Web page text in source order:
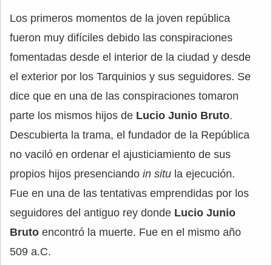
Los primeros momentos de la joven república
fueron muy difíciles debido las conspiraciones
fomentadas desde el interior de la ciudad y desde
el exterior por los Tarquinios y sus seguidores. Se
dice que en una de las conspiraciones tomaron
parte los mismos hijos de Lucio Junio Bruto.
Descubierta la trama, el fundador de la República
no vaciló en ordenar el ajusticiamiento de sus
propios hijos presenciando in situ la ejecución.
Fue en una de las tentativas emprendidas por los
seguidores del antiguo rey donde Lucio Junio
Bruto encontró la muerte. Fue en el mismo año
509 a.C.